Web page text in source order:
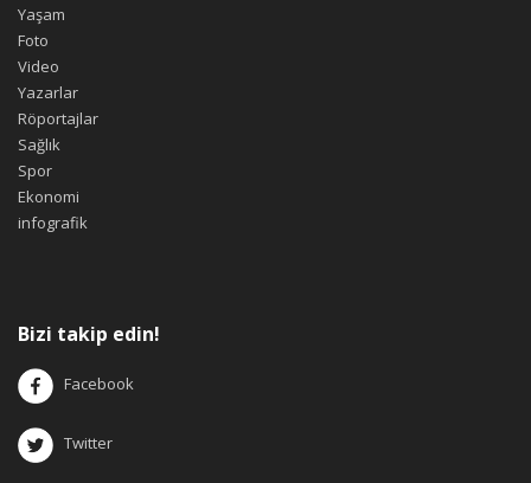
Yaşam
Foto
Video
Yazarlar
Röportajlar
Sağlık
Spor
Ekonomi
infografik
Bizi takip edin!
Facebook
Twitter